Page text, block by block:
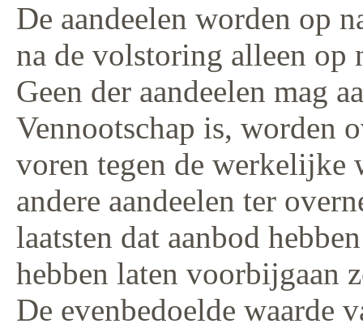
De aandeelen worden op
na de volstoring alleen op
Geen der aandeelen mag
Vennootschap is, worden
voren tegen de werkelijke
andere aandeelen ter
laatsten dat aanbod
hebben laten voorbijgaan
De evenbedoelde waarde